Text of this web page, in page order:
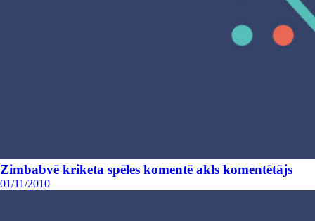
Zimbabvē kriketa spēles komentē akls komentētājs
01/11/2010